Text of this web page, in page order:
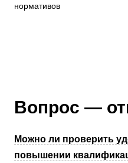
нормативов
Вопрос —
Можно ли проверить
повышении